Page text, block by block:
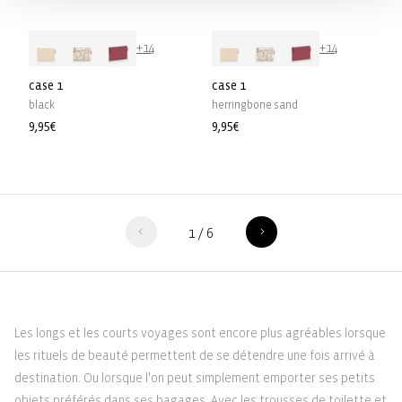
+14
case 1
black
Prix
9,95€
+14
case 1
herringbone sand
Prix
9,95€
1 / 6
Les longs et les courts voyages sont encore plus agréables lorsque
les rituels de beauté permettent de se détendre une fois arrivé à
destination. Ou lorsque l'on peut simplement emporter ses petits